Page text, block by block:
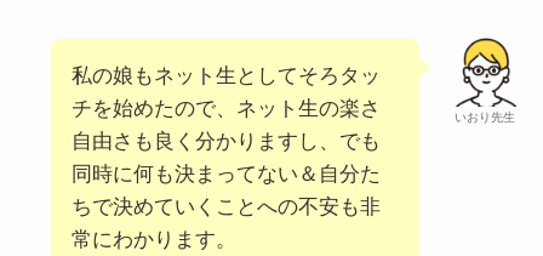
いおり先生
私の娘もネット生としてそろタッ
チを始めたので、ネット生の楽さ
自由さも良く分かりますし、でも
同時に何も決まってない＆自分た
ちで決めていくことへの不安も非
常にわかります。